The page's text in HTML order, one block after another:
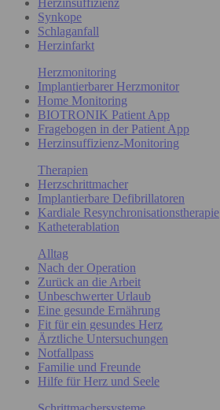
Synkope
Schlaganfall
Herzinfarkt
Herzmonitoring
Implantierbarer Herzmonitor
Home Monitoring
BIOTRONIK Patient App
Fragebogen in der Patient App
Herzinsuffizienz-Monitoring
Therapien
Herzschrittmacher
Implantierbare Defibrillatoren
Kardiale Resynchronisationstherapie
Katheterablation
Alltag
Nach der Operation
Zurück an die Arbeit
Unbeschwerter Urlaub
Eine gesunde Ernährung
Fit für ein gesundes Herz
Ärztliche Untersuchungen
Notfallpass
Familie und Freunde
Hilfe für Herz und Seele